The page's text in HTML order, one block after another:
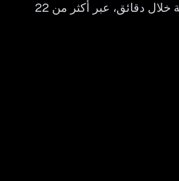
جاهزة للمراجعة خلال دقائق، عبر أكثر من 22